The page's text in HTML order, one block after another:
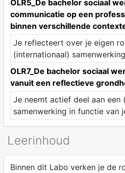
OLR5_De bachelor sociaal
communicatie op een
binnen verschillende
Je reflecteert over je eigen
(internationaal)
OLR7_De bachelor sociaal
vanuit een reflectieve
Je neemt actief deel aan een
samenwerking in functie van
Leerinhoud
Binnen dit Labo verken je de